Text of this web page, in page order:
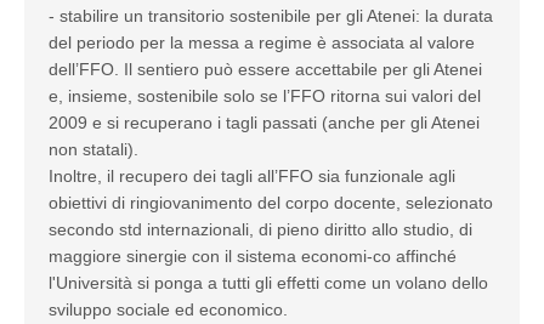
- stabilire un transitorio sostenibile per gli Atenei: la durata
del periodo per la messa a regime è associata al valore
dell’FFO. Il sentiero può essere accettabile per gli Atenei
e, insieme, sostenibile solo se l’FFO ritorna sui valori del
2009 e si recuperano i tagli passati (anche per gli Atenei
non statali).
Inoltre, il recupero dei tagli all’FFO sia funzionale agli
obiettivi di ringiovanimento del corpo docente, selezionato
secondo std internazionali, di pieno diritto allo studio, di
maggiore sinergie con il sistema economi-co affinché
l'Università si ponga a tutti gli effetti come un volano dello
sviluppo sociale ed economico.